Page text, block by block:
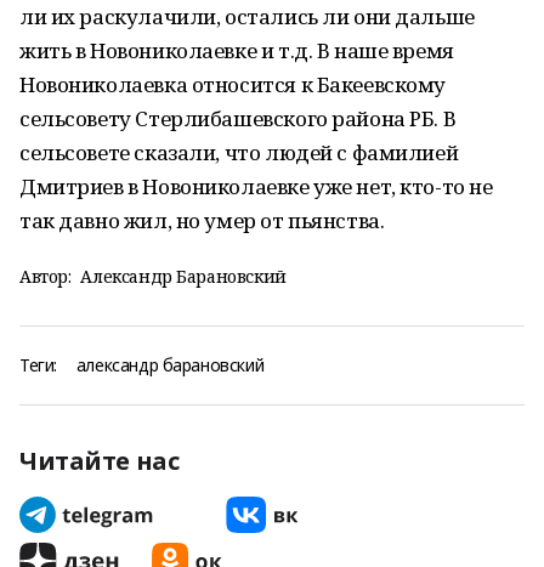
ли их раскулачили, остались ли они дальше
жить в Новониколаевке и т.д. В наше время
Новониколаевка относится к Бакеевскому
сельсовету Стерлибашевского района РБ. В
сельсовете сказали, что людей с фамилией
Дмитриев в Новониколаевке уже нет, кто-то не
так давно жил, но умер от пьянства.
Автор: Александр Барановский
Теги: александр барановский
Читайте нас